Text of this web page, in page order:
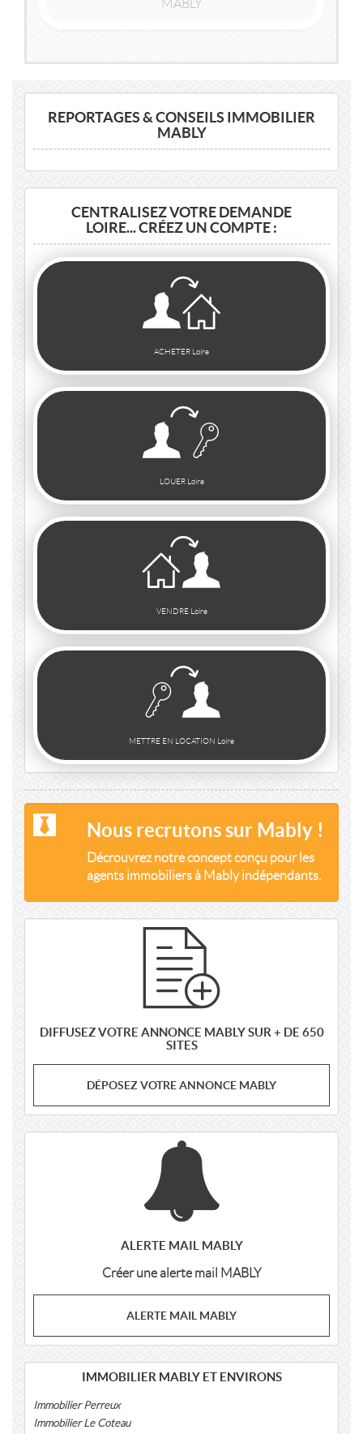
MABLY
REPORTAGES & CONSEILS IMMOBILIER
MABLY
CENTRALISEZ VOTRE DEMANDE
LOIRE... CRÉEZ UN COMPTE :
ACHETER Loire
LOUER Loire
VENDRE Loire
METTRE EN LOCATION Loire
Nous recrutons sur Mably !
Décrouvrez notre concept conçu pour les
agents immobiliers à Mably indépendants.
DIFFUSEZ VOTRE ANNONCE MABLY SUR + DE 650
SITES
DÉPOSEZ VOTRE ANNONCE MABLY
ALERTE MAIL MABLY
Créer une alerte mail MABLY
ALERTE MAIL MABLY
IMMOBILIER MABLY ET ENVIRONS
Immobilier Perreux
Immobilier Le Coteau